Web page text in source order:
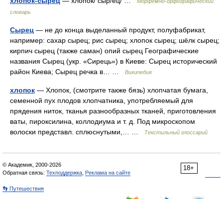
словарь
Сырец — не до конца выделанный продукт, полуфабрикат,
например: сахар сырец; рис сырец; хлопок сырец; шёлк сырец;
кирпич сырец (также саман) опий сырец Географические
названия Сырец (укр. «Сирець») в Киеве: Сырец исторический
район Киева; Сырец речка в… …
Википедия
хлопок — Хлопок, (смотрите также бязь) хлопчатая бумага,
семенной пух плодов хлопчатника, употребляемый для
прядения ниток, тканья разнообразных тканей, приготовления
ваты, пироксилина, коллодиума и т. д. Под микроскопом
волоски представл. сплюснутыми,… …
Текстильный глоссарий
18+
© Академик, 2000-2026
Обратная связь: Техподдержка Реклама на сайте
👣 Путешествия